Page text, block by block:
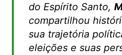
do Espírito Santo,
compartilhou
sua trajetória
eleições e suas